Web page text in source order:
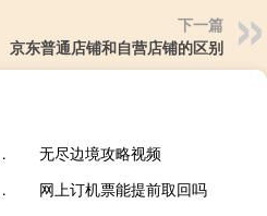
下一篇
京东普通店铺和自营店铺的区别
什么大学
无尽边境攻略视频
别的学校
网上订机票能提前取回吗